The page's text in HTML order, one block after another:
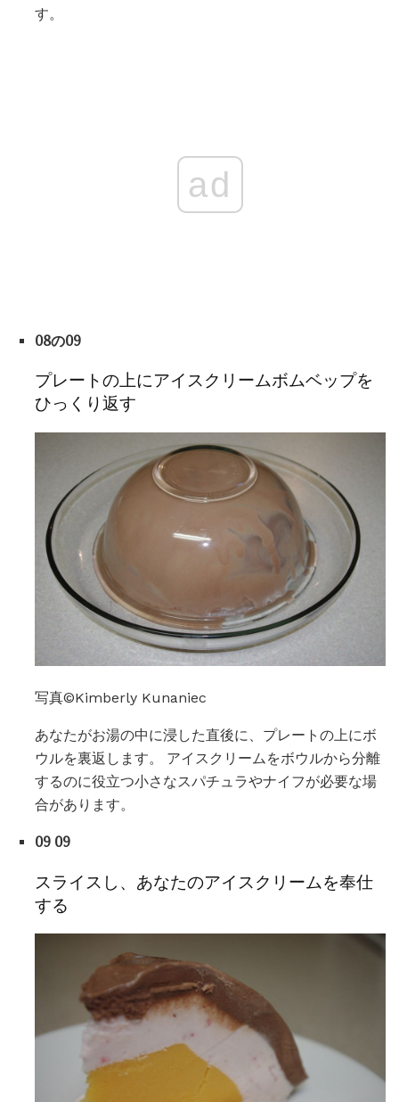
す。
ad
08の09
プレートの上にアイスクリームボムベップを
ひっくり返す
写真©Kimberly Kunaniec
あなたがお湯の中に浸した直後に、プレートの上にボ
ウルを裏返します。 アイスクリームをボウルから分離
するのに役立つ小さなスパチュラやナイフが必要な場
合があります。
09 09
スライスし、あなたのアイスクリームを奉仕
する